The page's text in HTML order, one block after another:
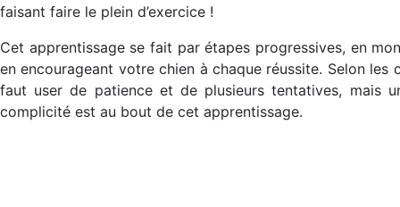
faisant faire le plein d’exercice !
Cet apprentissage se fait par étapes progressives, en
en encourageant votre chien à chaque réussite. Selon les
faut user de patience et de plusieurs tentatives, mais
complicité est au bout de cet apprentissage.